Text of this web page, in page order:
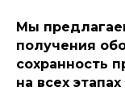
Мы
получения
сохранность
на всех